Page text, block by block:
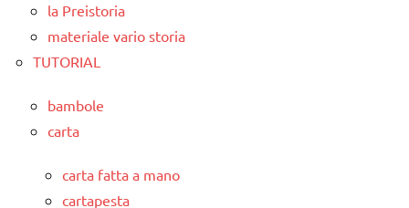
la Preistoria
materiale vario storia
TUTORIAL
bambole
carta
carta fatta a mano
cartapesta